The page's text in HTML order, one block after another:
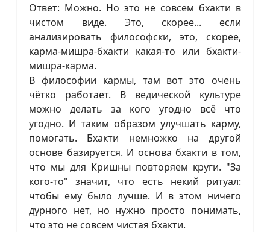
Ответ: Можно. Но это не совсем бхакти в
чистом виде. Это, скорее... если
анализировать философски, это, скорее,
карма-мишра-бхакти какая-то или бхакти-
мишра-карма.
В философии кармы, там вот это очень
чётко работает. В ведической культуре
можно делать за кого угодно всё что
угодно. И таким образом улучшать карму,
помогать. Бхакти немножко на другой
основе базируется. И основа бхакти в том,
что мы для Кришны повторяем круги. "За
кого-то" значит, что есть некий ритуал:
чтобы ему было лучше. И в этом ничего
дурного нет, но нужно просто понимать,
что это не совсем чистая бхакти.